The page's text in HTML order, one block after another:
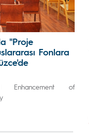
"Proje
Fonlara
Enhancement of